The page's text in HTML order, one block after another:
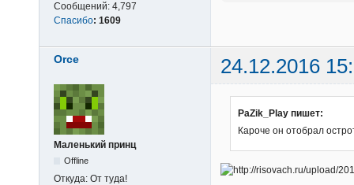
Сообщений: 4,797
Спасибо: 1609
Orce 24.12.2016
Маленький принц
Offline
Откуда: От туда!
PaZik_Play пишет:
Кароче он отобрал